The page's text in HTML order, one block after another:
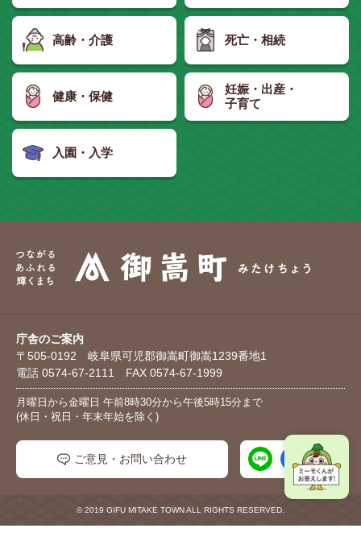
高齢・介護 死亡・相続
健康・保健
妊娠・出産・
子育て
入園・入学
庁舎のご案内
〒505-0192 岐阜県可児郡御嵩町御嵩1239番地1
電話 0574-67-2111 FAX 0574-67-1999
月曜日から金曜日 午前8時30分から午後5時15分まで
(休日・祝日・年末年始を除く)
ご意見・お問い合わせ
© 2019 GIFU MITAKE TOWN ALL RIGHTS RESERVED.